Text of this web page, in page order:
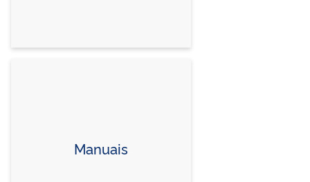
Manuais